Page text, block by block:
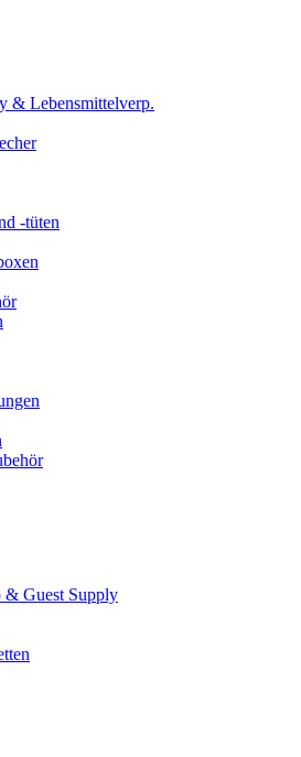
& Lebensmittelverp.
-tüten
& Guest Supply